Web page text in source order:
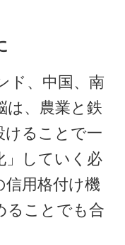
ド、中国、南
は、農業と鉄
けることで一
」していく必
信用格付け機
ることでも合